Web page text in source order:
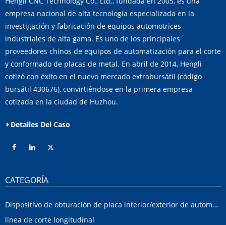
empresa nacional de alta tecnología especializada en la
investigación y fabricación de equipos automotrices
industriales de alta gama. Es uno de los principales
proveedores chinos de equipos de automatización para el corte
y conformado de placas de metal. En abril de 2014, Hengli
cotizó con éxito en el nuevo mercado extrabursátil (código
bursátil 430676), convirtiéndose en la primera empresa
cotizada en la ciudad de Huzhou.
Detalles Del Caso
CATEGORÍA
Dispositivo de obturación de placa interior/exterior de automóvil
linea de corte longitudinal